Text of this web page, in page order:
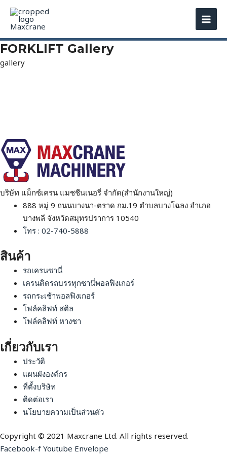
Skip
content
FORKLIFT Gallery
gallery
บริษัท แม็กซ์เครน แมชชีนเนอรี่ จำกัด(สำนักงานใหญ่)
888 หมู่ 9 ถนนบางนา-ตราด กม.19 ตำบลบางโฉลง อำเภอ
บางพลี จังหวัดสมุทรปราการ 10540
โทร : 02-740-5888
สินค้า
รถเครนซานี่
เครนติดรถบรรทุกซานี่พอลฟิงเกอร์
รถกระเช้าพอลฟิงเกอร์
โฟล์คลิฟท์ สติล
โฟล์คลิฟท์ หางชา
เกี่ยวกับเรา
ประวัติ
แผนผังองค์กร
ที่ตั้งบริษัท
ติดต่อเรา
นโยบายความเป็นส่วนตัว
Copyright © 2021 Maxcrane Ltd. All rights reserved.
Facebook-f Youtube Envelope